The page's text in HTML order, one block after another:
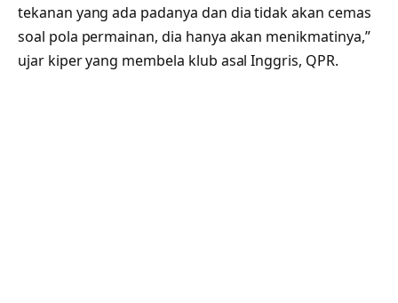
tekanan yang ada padanya dan dia tidak akan cemas
soal pola permainan, dia hanya akan menikmatinya,”
ujar kiper yang membela klub asal Inggris, QPR.